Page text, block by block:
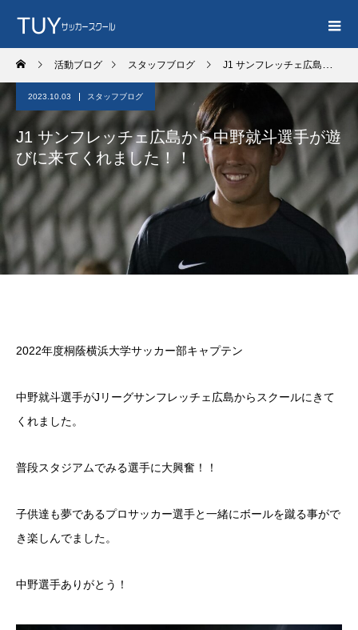
活動ブログ スタッフブログ J1 サンフレッチェ広島から中野就斗選手が遊びに来てくれました！！
2023.10.03 スタッフブログ
J1 サンフレッチェ広島から中野就斗選手が遊
びに来てくれました！！
2022年度桐蔭横浜大学サッカー部キャプテン
中野就斗選手がJリーグサンフレッチェ広島からスクールにきて
くれました。
普段スタジアムでみる選手に大興奮！！
子供達も夢であるプロサッカー選手と一緒にボールを蹴る事がで
き楽しんでました。
中野選手ありがとう！